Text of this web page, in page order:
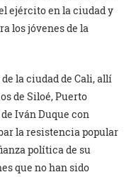
ejército en la ciudad y
los jóvenes de la
la ciudad de Cali, allí
de Siloé, Puerto
Iván Duque con
la resistencia popular
política de su
que no han sido